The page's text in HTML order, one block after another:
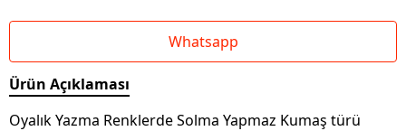
Whatsapp
Ürün Açıklaması
Oyalık Yazma Renklerde Solma Yapmaz Kumaş türü